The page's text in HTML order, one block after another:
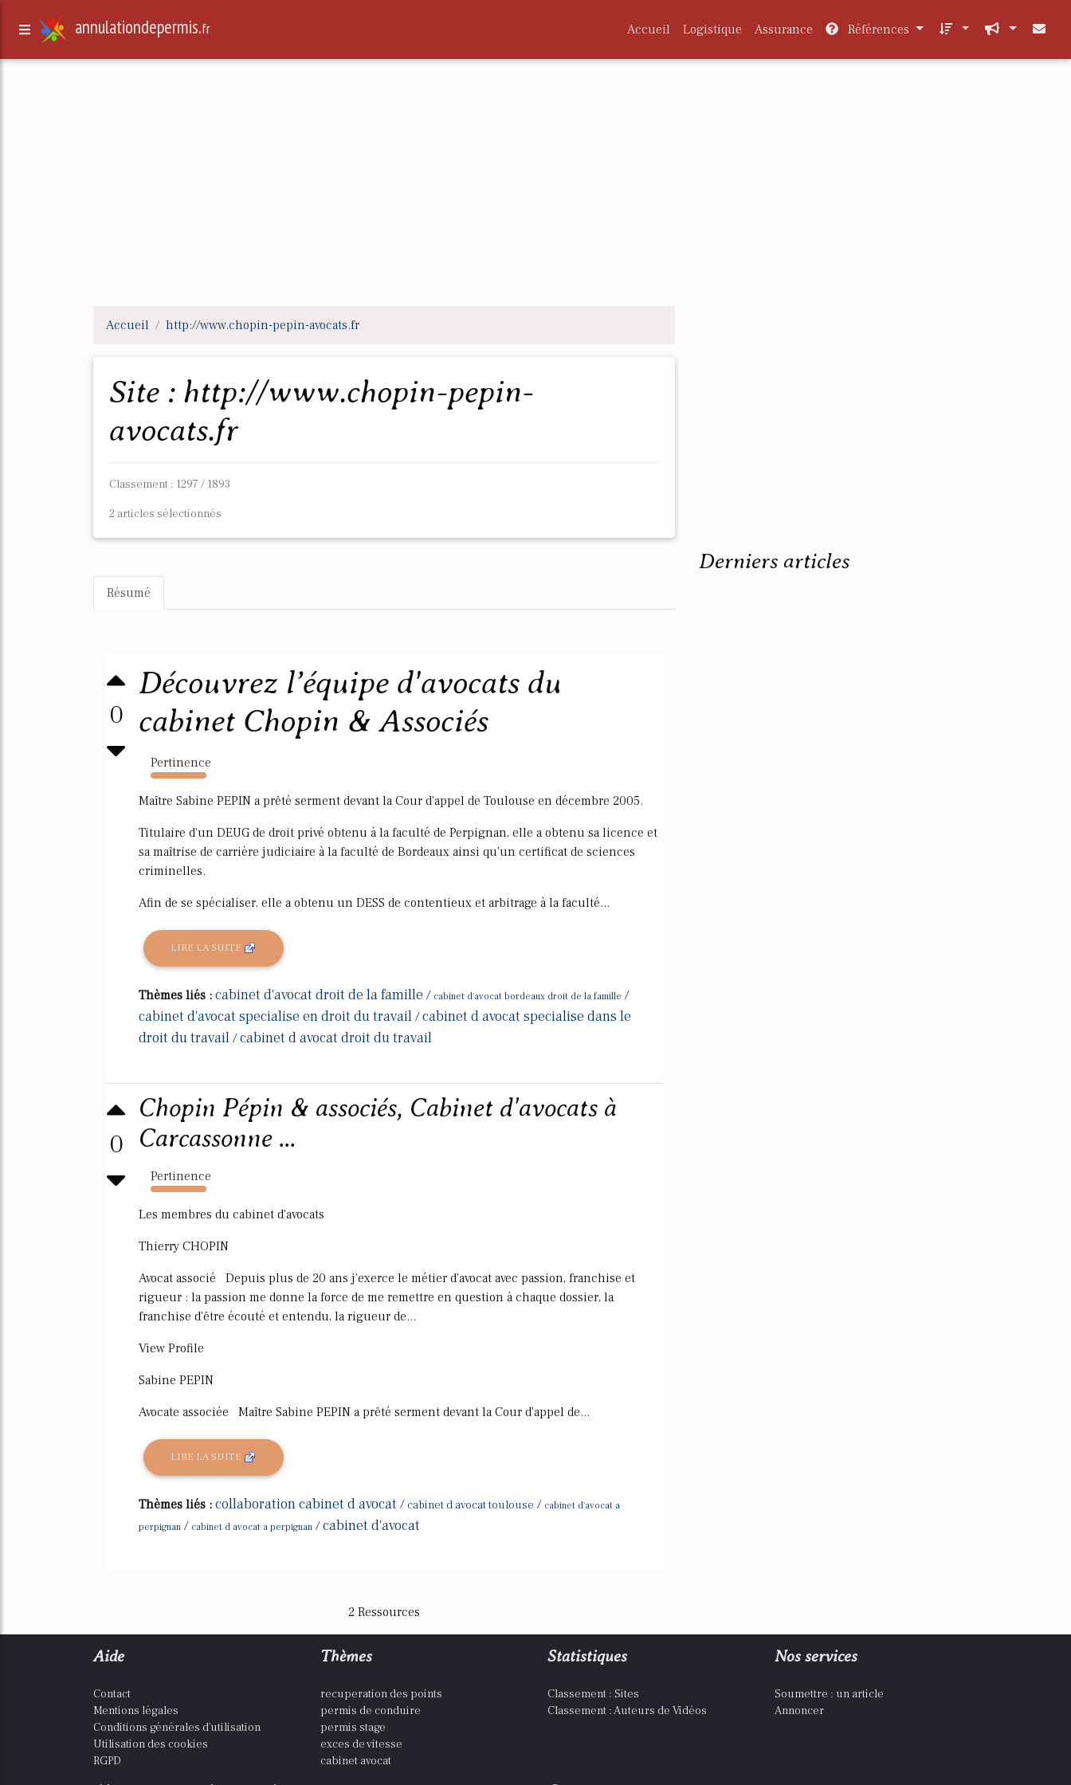
annulationdepermis.fr Accueil Logistique Assurance Références
Accueil http://www.chopin-pepin-avocats.fr
Site : http://www.chopin-pepin-
avocats.fr
Classement : 1297 / 1893
2 articles sélectionnés
Résumé
0
Découvrez l’équipe d'avocats du
cabinet Chopin & Associés
Pertinence
1034%
Maître Sabine PEPIN a prêté serment devant la Cour d'appel de Toulouse en décembre 2005.
Titulaire d'un DEUG de droit privé obtenu à la faculté de Perpignan, elle a obtenu sa licence et
sa maîtrise de carrière judiciaire à la faculté de Bordeaux ainsi qu'un certificat de sciences
criminelles.
Afin de se spécialiser, elle a obtenu un DESS de contentieux et arbitrage à la faculté...
LIRE LA SUITE
Thèmes liés : cabinet d'avocat droit de la famille / cabinet d'avocat bordeaux droit de la famille /
cabinet d'avocat specialise en droit du travail /cabinet d avocat specialise dans le
droit du travail /cabinet d avocat droit du travail
0
Chopin Pépin & associés, Cabinet d'avocats à
Carcassonne ...
Pertinence
295%
Les membres du cabinet d'avocats
Thierry CHOPIN
Avocat associé Depuis plus de 20 ans j'exerce le métier d'avocat avec passion, franchise et
rigueur : la passion me donne la force de me remettre en question à chaque dossier, la
franchise d'être écouté et entendu, la rigueur de...
View Profile
Sabine PEPIN
Avocate associée Maître Sabine PEPIN a prêté serment devant la Cour d'appel de...
LIRE LA SUITE
Thèmes liés : collaboration cabinet d avocat / cabinet d avocat toulouse / cabinet d'avocat a
perpignan / cabinet d avocat a perpignan /cabinet d'avocat
2 Ressources
Derniers articles
Aide
Contact
Mentions légales
Conditions générales d'utilisation
Utilisation des cookies
RGPD
Thèmes
recuperation des points
permis de conduire
permis stage
exces de vitesse
cabinet avocat
Statistiques
Classement : Sites
Classement : Auteurs de Vidéos
Nos services
Soumettre : un article
Annoncer